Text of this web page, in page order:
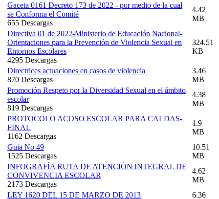
Gaceta 0161 Decreto 173 de 2022 - por medio de la cual
se Conforma el Comité
655 Descargas
4.42
MB
Directiva 01 de 2022-Ministerio de Educación Nacional-
Orientaciones para la Prevención de Violencia Sexual en
Entornos Escolares
4295 Descargas
324.51
KB
Directrices actuaciones en casos de violencia
870 Descargas
3.46
MB
Promoción Respeto por la Diversidad Sexual en el ámbito
escolar
819 Descargas
4.38
MB
PROTOCOLO ACOSO ESCOLAR PARA CALDAS-
FINAL
1162 Descargas
1.9
MB
Guia No 49
1525 Descargas
10.51
MB
INFOGRAFÍA RUTA DE ATENCIÓN INTEGRAL DE
CONVIVENCIA ESCOLAR
2173 Descargas
4.62
MB
LEY 1620 DEL 15 DE MARZO DE 2013
6.36